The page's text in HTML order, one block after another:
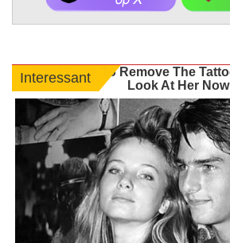
Interessant
She Chose To Remove The
Look At Her Now